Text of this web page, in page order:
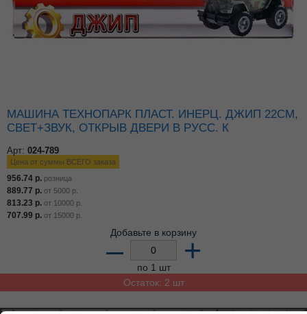
МАШИНА ТЕХНОПАРК ПЛАСТ. ИНЕРЦ. ДЖИП 22СМ,
СВЕТ+ЗВУК, ОТКРЫВ ДВЕРИ В РУСС. К
Арт: 024-789
Цена от суммы ВСЕГО заказа
956.74 р. розница
889.77 р. от 5000 р.
813.23 р. от 10000 р.
707.99 р. от 15000 р.
Добавьте в корзину
– +
по 1 шт
Остаток: 2 шт